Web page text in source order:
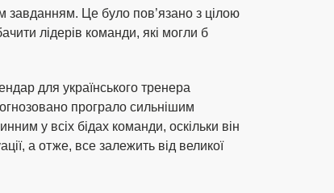
завданням. Це було пов’язано з цілою
лідерів команди, які могли б
для українського тренера
програло сильнішим
у всіх бідах команди, оскільки він
а отже, все залежить від великої